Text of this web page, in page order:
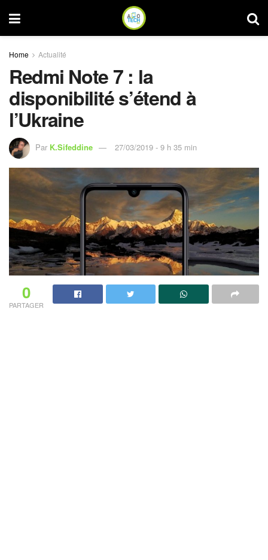
Home Actualité
Redmi Note 7 : la
disponibilité s’étend à
l’Ukraine
Par K.Sifeddine 27/03/2019 - 9 h 35 min
0
PARTAGER